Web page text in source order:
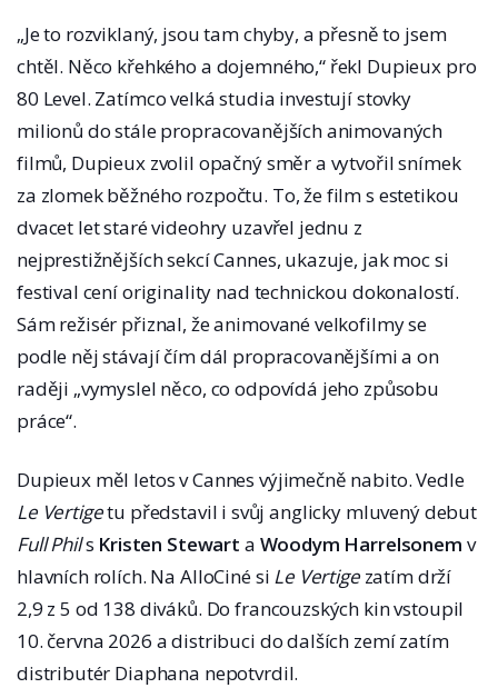
„Je to rozviklaný, jsou tam chyby, a přesně to jsem
chtěl. Něco křehkého a dojemného,“ řekl Dupieux pro
80 Level. Zatímco velká studia investují stovky
milionů do stále propracovanějších animovaných
filmů, Dupieux zvolil opačný směr a vytvořil snímek
za zlomek běžného rozpočtu. To, že film s estetikou
dvacet let staré videohry uzavřel jednu z
nejprestižnějších sekcí Cannes, ukazuje, jak moc si
festival cení originality nad technickou dokonalostí.
Sám režisér přiznal, že animované velkofilmy se
podle něj stávají čím dál propracovanějšími a on
raději „vymyslel něco, co odpovídá jeho způsobu
práce“.
Dupieux měl letos v Cannes výjimečně nabito. Vedle
Le Vertigetu představil i svůj anglicky mluvený debut
Full Phils Kristen Stewart a Woodym Harrelsonem v
hlavních rolích. Na AlloCiné si Le Vertigezatím drží
2,9 z 5 od 138 diváků. Do francouzských kin vstoupil
10. června 2026 a distribuci do dalších zemí zatím
distributér Diaphana nepotvrdil.